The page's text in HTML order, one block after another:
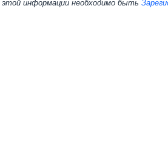
информации необходимо быть